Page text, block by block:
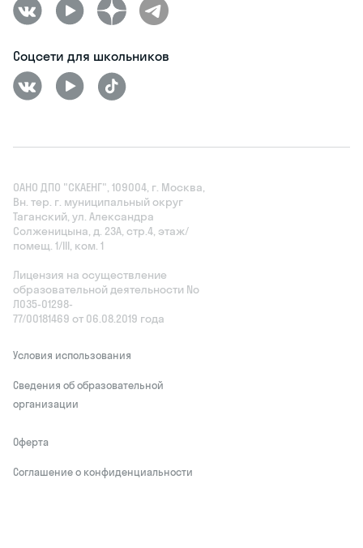
Соцсети для школьников
ОАНО ДПО "СКАЕНГ", 109004, г. Москва,
Вн. тер. г. муниципальный округ
Таганский, ул. Александра
Солженицына, д. 23А, стр.4, этаж/
помещ. 1/III, ком. 1
Лицензия на осуществление
образовательной деятельности No
Л035‑01298-
77/00181469 от 06.08.2019 года
Условия использования
Сведения об образовательной
организации
Оферта
Соглашение о конфиденциальности